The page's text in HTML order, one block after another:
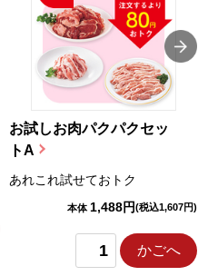
お試しお肉パクパクセッ
トA
あれこれ試せておトク
本体 1,488円(税込1,607円)
かごへ